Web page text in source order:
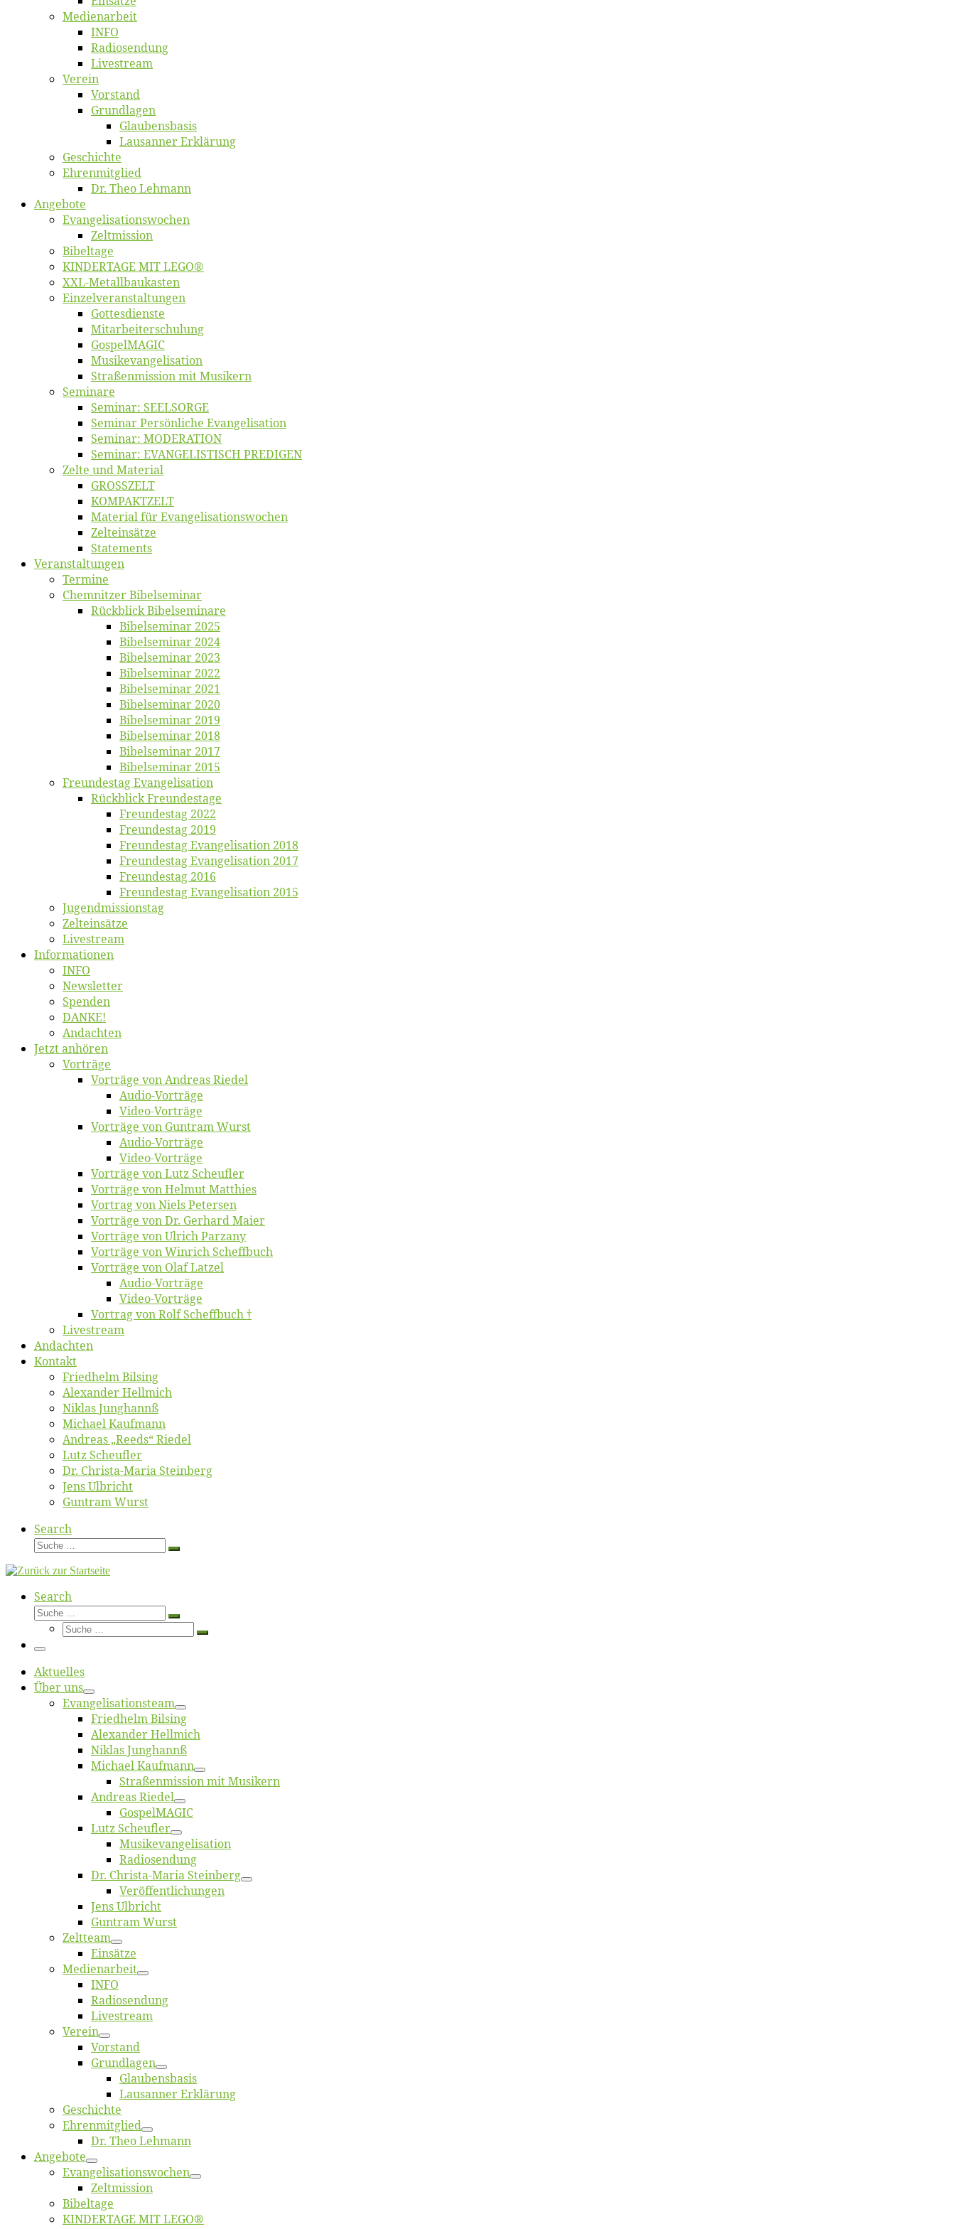
Me­di­en­ar­beit
INFO
Ra­dio­sen­dung
Live­stream
Ver­ein
Vor­stand
Grund­la­gen
Glaubens­ba­sis
Lausan­ner Erklärung
Ge­schich­te
Eh­ren­mit­glied
Dr. Theo Lehmann
An­ge­bo­te
Evangelisa­tions­wo­chen
Zelt­mis­si­on
Bi­bel­ta­ge
KINDERTAGE MIT LEGO®
XXL-Me­­tal­l­­bau­­kas­­ten
Einzelver­an­stal­tungen
Got­tes­diens­te
Mitarbeiter­schulung
Gos­pel­MA­GIC
Musikevan­ge­li­sa­tion
Straßenmis­sion mit Musikern
Se­mi­na­re
Se­mi­nar: SEELSORGE
Se­mi­nar Per­sön­li­che Evangelisation
Se­mi­nar: MODERATION
Se­mi­nar: EVANGELISTISCH PREDIGEN
Zel­te und Material
GROSSZELT
KOMPAKTZELT
Ma­te­ri­al für Evangelisationswochen
Zelt­ein­sät­ze
State­ments
Ver­an­stal­tun­gen
Ter­mi­ne
Chemnit­zer Bibelseminar
Rück­blick Bibelseminare
Bi­bel­se­mi­nar 2025
Bi­bel­se­mi­nar 2024
Bi­bel­se­mi­nar 2023
Bi­bel­se­mi­nar 2022
Bi­bel­se­mi­nar 2021
Bi­bel­se­mi­nar 2020
Bi­bel­se­mi­nar 2019
Bi­bel­se­mi­nar 2018
Bibelsemi­nar 2017
Bibelsemi­nar 2015
Freun­des­tag Evangelisation
Rück­blick Freundestage
Freun­des­tag 2022
Freun­des­tag 2019
Freun­des­tag Evan­ge­li­sa­ti­on 2018
Freun­des­tag Evan­ge­li­sa­ti­on 2017
Freun­des­tag 2016
Freun­des­tag Evan­ge­li­sa­ti­on 2015
Jugend­mis­sions­tag
Zelt­ein­sät­ze
Live­stream
Informatio­nen
INFO
News­let­ter
Spen­den
DANKE!
An­dach­ten
Jetzt an­hö­ren
Vor­trä­ge
Vor­trä­ge von An­dre­as Riedel
Au­dio-Vor­trä­ge
Vi­deo-Vor­trä­ge
Vor­trä­ge von Gun­tram Wurst
Au­dio-Vor­trä­ge
Vi­deo-Vor­trä­ge
Vor­trä­ge von Lutz Scheufler
Vor­trä­ge von Hel­mut Matthies
Vor­trag von Niels Petersen
Vor­trä­ge von Dr. Ger­hard Maier
Vor­trä­ge von Ul­rich Parzany
Vor­trä­ge von Win­rich Scheffbuch
Vor­trä­ge von Olaf Latzel
Au­dio-Vor­trä­ge
Vi­deo-Vor­trä­ge
Vor­trag von Rolf Scheffbuch †
Live­stream
An­dach­ten
Kon­takt
Fried­helm Bilsing
Alex­an­der Hellmich
Ni­klas Junghannß
Mi­cha­el Kaufmann
An­dre­as „Reeds“ Riedel
Lutz Scheuf­ler
Dr. Chris­­ta-Ma­ria Steinberg
Jens Ulb­richt
Gun­tram Wurst
Search
Suche
Suche
Search
Suche
Suche
Suche
Suche
Menü
Ak­tu­el­les
Über uns
Evangelisa­tions­team
Fried­helm Bilsing
Alex­an­der Hellmich
Ni­klas Junghannß
Mi­cha­el Kaufmann
Straßenmis­sion mit Musikern
An­dre­as Riedel
Gos­pel­MA­GIC
Lutz Scheuf­ler
Musikevan­ge­li­sa­tion
Ra­dio­sen­dung
Dr. Chris­­ta-Ma­ria Steinberg
Ver­öf­fent­li­chun­gen
Jens Ulb­richt
Gun­tram Wurst
Zelt­team
Ein­sät­ze
Me­di­en­ar­beit
INFO
Ra­dio­sen­dung
Live­stream
Ver­ein
Vor­stand
Grund­la­gen
Glaubens­ba­sis
Lausan­ner Erklärung
Ge­schich­te
Eh­ren­mit­glied
Dr. Theo Lehmann
An­ge­bo­te
Evangelisa­tions­wo­chen
Zelt­mis­si­on
Bi­bel­ta­ge
KINDERTAGE MIT LEGO®